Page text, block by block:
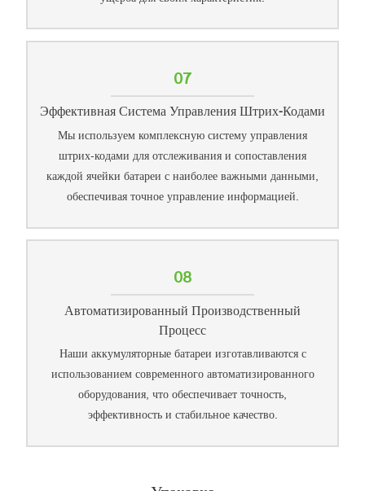
07
Эффективная Система Управления Штрих-Кодами
Мы используем комплексную систему управления
штрих-кодами для отслеживания и сопоставления
каждой ячейки батареи с наиболее важными данными,
обеспечивая точное управление информацией.
08
Автоматизированный Производственный
Процесс
Наши аккумуляторные батареи изготавливаются с
использованием современного автоматизированного
оборудования, что обеспечивает точность,
эффективность и стабильное качество.